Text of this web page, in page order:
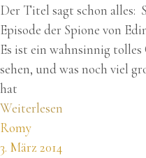
Der Titel sagt schon alles:
Episode der Spione von
Es ist ein wahnsinnig
sehen, und was noch viel
hat
Weiterlesen
Romy
3. März 2014